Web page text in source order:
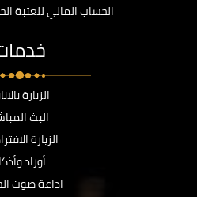
الحساب المالي للعتبة
الزيارة
البث
الزيارة
أوراد
اذاعة صوت